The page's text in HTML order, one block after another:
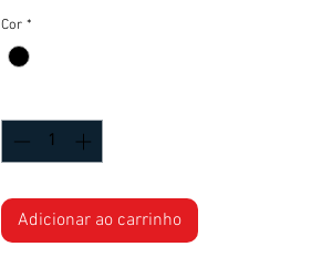
Cor *
Adicionar ao carrinho